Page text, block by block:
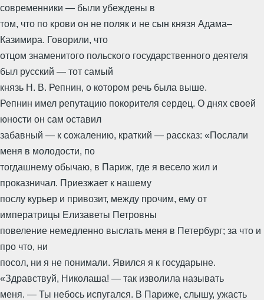
современники — были убеждены в
том, что по крови он не поляк и не сын князя Адама–
Казимира. Говорили, что
отцом знаменитого польского государственного деятеля
был русский — тот самый
князь Н. В. Репнин, о котором речь была выше.
Репнин имел репутацию покорителя сердец. О днях своей
юности он сам оставил
забавный — к сожалению, краткий — рассказ: «Послали
меня в молодости, по
тогдашнему обычаю, в Париж, где я весело жил и
проказничал. Приезжает к нашему
послу курьер и привозит, между прочим, ему от
императрицы Елизаветы Петровны
повеление немедленно выслать меня в Петербург; за что и
про что, ни
посол, ни я не понимали. Явился я к государыне.
«Здравствуй, Николаша! — так изволила называть
меня. — Ты небось испугался. В Париже, слышу, ужасть